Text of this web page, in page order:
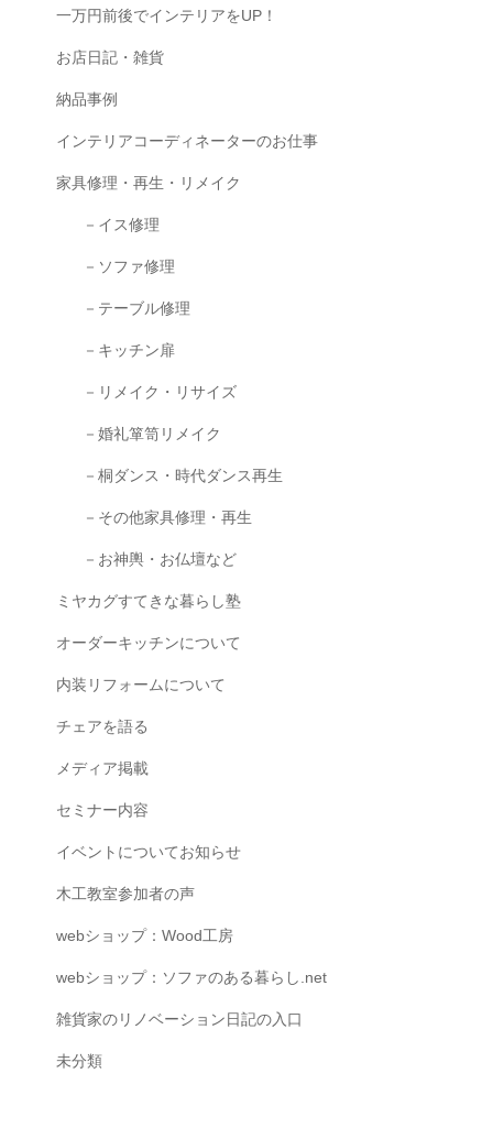
一万円前後でインテリアをUP！
お店日記・雑貨
納品事例
インテリアコーディネーターのお仕事
家具修理・再生・リメイク
－イス修理
－ソファ修理
－テーブル修理
－キッチン扉
－リメイク・リサイズ
－婚礼箪笥リメイク
－桐ダンス・時代ダンス再生
－その他家具修理・再生
－お神輿・お仏壇など
ミヤカグすてきな暮らし塾
オーダーキッチンについて
内装リフォームについて
チェアを語る
メディア掲載
セミナー内容
イベントについてお知らせ
木工教室参加者の声
webショップ：Wood工房
webショップ：ソファのある暮らし.net
雑貨家のリノベーション日記の入口
未分類